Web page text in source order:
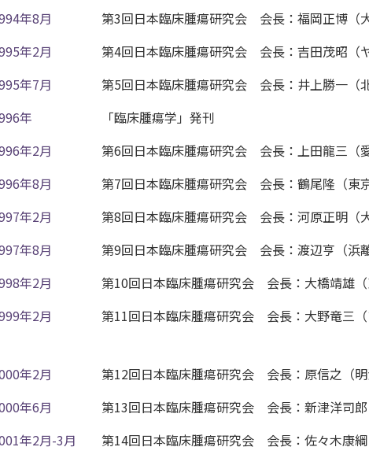
年8月
第3回日本臨床腫瘍研究会 会長：福岡正博（
年2月
第4回日本臨床腫瘍研究会 会長：吉田茂昭（
年7月
第5回日本臨床腫瘍研究会 会長：井上勝一（
年
「臨床腫瘍学」発刊
年2月
第6回日本臨床腫瘍研究会 会長：上田龍三（
年8月
第7回日本臨床腫瘍研究会 会長：鶴尾隆（東
年2月
第8回日本臨床腫瘍研究会 会長：河原正明（
年8月
第9回日本臨床腫瘍研究会 会長：渡辺亨（浜
年2月
第10回日本臨床腫瘍研究会 会長：大橋靖雄（
年2月
第11回日本臨床腫瘍研究会 会長：大野竜三（
年2月
第12回日本臨床腫瘍研究会 会長：原信之（明
年6月
第13回日本臨床腫瘍研究会 会長：新津洋司郎
年2月-3月
第14回日本臨床腫瘍研究会 会長：佐々木康綱